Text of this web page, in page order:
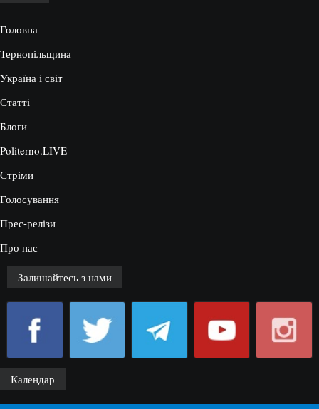
Головна
Тернопільщина
Україна і світ
Статті
Блоги
Politerno.LIVE
Стріми
Голосування
Прес-релізи
Про нас
Залишайтесь з нами
Календар